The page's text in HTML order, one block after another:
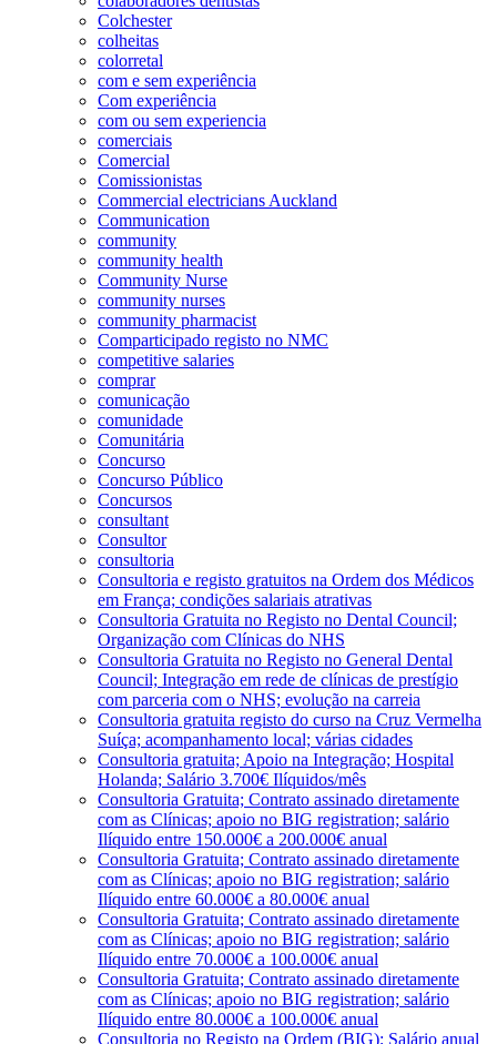
Colchester
colheitas
colorretal
com e sem experiência
Com experiência
com ou sem experiencia
comerciais
Comercial
Comissionistas
Commercial electricians Auckland
Communication
community
community health
Community Nurse
community nurses
community pharmacist
Comparticipado registo no NMC
competitive salaries
comprar
comunicação
comunidade
Comunitária
Concurso
Concurso Público
Concursos
consultant
Consultor
consultoria
Consultoria e registo gratuitos na Ordem dos Médicos
em França; condições salariais atrativas
Consultoria Gratuita no Registo no Dental Council;
Organização com Clínicas do NHS
Consultoria Gratuita no Registo no General Dental
Council; Integração em rede de clínicas de prestígio
com parceria com o NHS; evolução na carreia
Consultoria gratuita registo do curso na Cruz Vermelha
Suíça; acompanhamento local; várias cidades
Consultoria gratuita; Apoio na Integração; Hospital
Holanda; Salário 3.700€ Ilíquidos/mês
Consultoria Gratuita; Contrato assinado diretamente
com as Clínicas; apoio no BIG registration; salário
Ilíquido entre 150.000€ a 200.000€ anual
Consultoria Gratuita; Contrato assinado diretamente
com as Clínicas; apoio no BIG registration; salário
Ilíquido entre 60.000€ a 80.000€ anual
Consultoria Gratuita; Contrato assinado diretamente
com as Clínicas; apoio no BIG registration; salário
Ilíquido entre 70.000€ a 100.000€ anual
Consultoria Gratuita; Contrato assinado diretamente
com as Clínicas; apoio no BIG registration; salário
Ilíquido entre 80.000€ a 100.000€ anual
Consultoria no Registo na Ordem (BIG); Salário anual